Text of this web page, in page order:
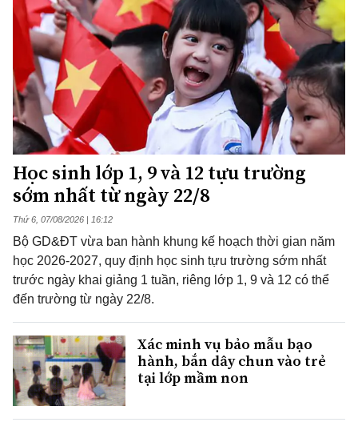
Học sinh lớp 1, 9 và 12 tựu trường
sớm nhất từ ngày 22/8
Thứ 6, 07/08/2026 | 16:12
Bộ GD&ĐT vừa ban hành khung kế hoạch thời gian năm
học 2026-2027, quy định học sinh tựu trường sớm nhất
trước ngày khai giảng 1 tuần, riêng lớp 1, 9 và 12 có thể
đến trường từ ngày 22/8.
Xác minh vụ bảo mẫu bạo
hành, bắn dây chun vào trẻ
tại lớp mầm non